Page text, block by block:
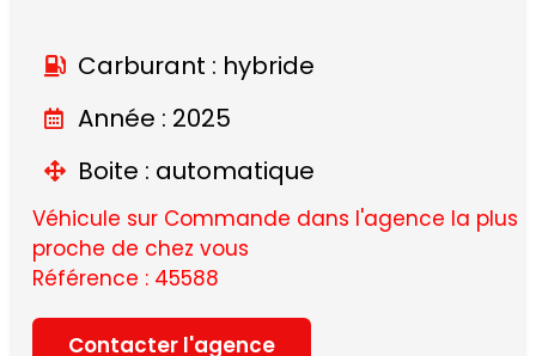
Carburant : hybride
Année : 2025
Boite : automatique
Véhicule sur Commande dans l'agence la plus
proche de chez vous
Référence : 45588
Contacter l'agence